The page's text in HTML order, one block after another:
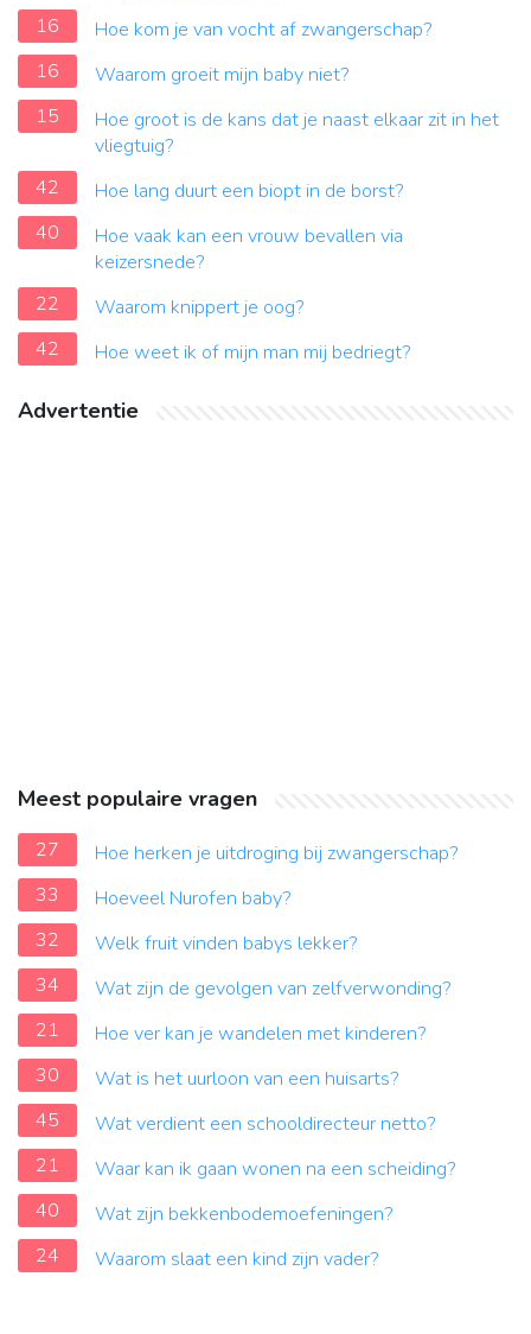
16
Hoe kom je van vocht af zwangerschap?
16
Waarom groeit mijn baby niet?
15
Hoe groot is de kans dat je naast elkaar zit in het
vliegtuig?
42
Hoe lang duurt een biopt in de borst?
40
Hoe vaak kan een vrouw bevallen via
keizersnede?
22
Waarom knippert je oog?
42
Hoe weet ik of mijn man mij bedriegt?
Advertentie
Meest populaire vragen
27
Hoe herken je uitdroging bij zwangerschap?
33
Hoeveel Nurofen baby?
32
Welk fruit vinden babys lekker?
34
Wat zijn de gevolgen van zelfverwonding?
21
Hoe ver kan je wandelen met kinderen?
30
Wat is het uurloon van een huisarts?
45
Wat verdient een schooldirecteur netto?
21
Waar kan ik gaan wonen na een scheiding?
40
Wat zijn bekkenbodemoefeningen?
24
Waarom slaat een kind zijn vader?